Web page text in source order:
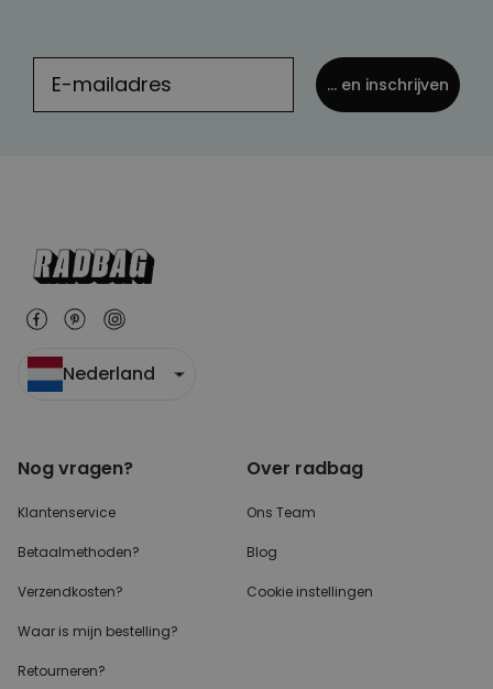
... en inschrijven
Nederland
Nog vragen?
Klantenservice
Betaalmethoden?
Verzendkosten?
Waar is mijn bestelling?
Retourneren?
Over radbag
Ons Team
Blog
Cookie instellingen